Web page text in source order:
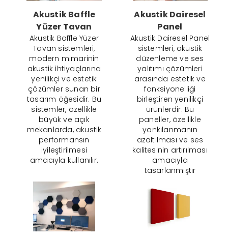
Akustik Baffle
Yüzer Tavan
Akustik Baffle Yüzer
Tavan sistemleri,
modern mimarinin
akustik ihtiyaçlarına
yenilikçi ve estetik
çözümler sunan bir
tasarım öğesidir. Bu
sistemler, özellikle
büyük ve açık
mekanlarda, akustik
performansın
iyileştirilmesi
amacıyla kullanılır.
Akustik Dairesel
Panel
Akustik Dairesel Panel
sistemleri, akustik
düzenleme ve ses
yalıtımı çözümleri
arasında estetik ve
fonksiyonelliği
birleştiren yenilikçi
ürünlerdir. Bu
paneller, özellikle
yankılanmanın
azaltılması ve ses
kalitesinin artırılması
amacıyla
tasarlanmıştır